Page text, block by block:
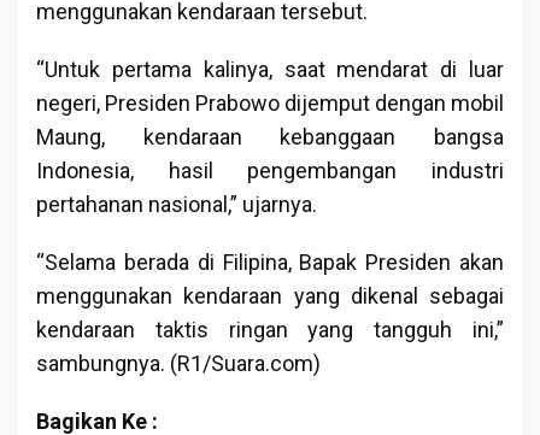
menggunakan kendaraan tersebut.
“Untuk pertama kalinya, saat mendarat di luar
negeri, Presiden Prabowo dijemput dengan mobil
Maung, kendaraan kebanggaan bangsa
Indonesia, hasil pengembangan industri
pertahanan nasional,” ujarnya.
“Selama berada di Filipina, Bapak Presiden akan
menggunakan kendaraan yang dikenal sebagai
kendaraan taktis ringan yang tangguh ini,”
sambungnya. (R1/Suara.com)
Bagikan Ke :